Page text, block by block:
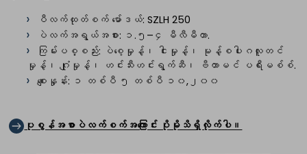
ပီလက်ထုတ်စက် မော်ဒယ်: SZLH 250
ပဲလက်အရွယ်အစား: ၁.၅–၄ မီလီမီတာ.
ကြမ်းပစ္စည်း: ပဲစေ့မှုန့်၊ ငါးမှုန့်၊ မုန့်စပါးဂလူတင်
မှုန့်၊ ဂျုံမှုန့်၊ ဟင်းသီးဟင်းရွက်ဆီ၊ ဗီတာမင် ပရီးမစ်စ်.
စျေးနှုန်း: ၁ တစ်ပီ ၅ တစ်ပီ ၁၀,၂၀၀
ပုစွန်အစာပဲလက်စက်အကြောင်း ပိုမိုသိရှိလိုက်ပါ။